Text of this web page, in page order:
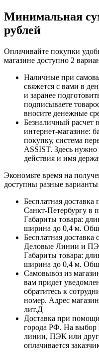
Минимальная
рублей
Оплачивайте покупки
магазине доступно 2
Наличные при
свяжется с вами в
и заранее
подписываете
вносите денежные
Безналичный расчет
интернет-магазине:
покупку, система
ASSIST. Здесь
действия и имя
Экономьте время на
доступны разные варианты
Бесплатная
Санкт-Петербургу в
Габариты товара:
ширина до 0,4 м.
Бесплатная
Деловые Линии и
Габариты товара:
ширина до 0,4 м.
Самовывоз из
вам придет
обратитесь к
номер. Адрес
лит.Д
Доставка при
города РФ. На выбор
линии, ПЭК или
оплачивается